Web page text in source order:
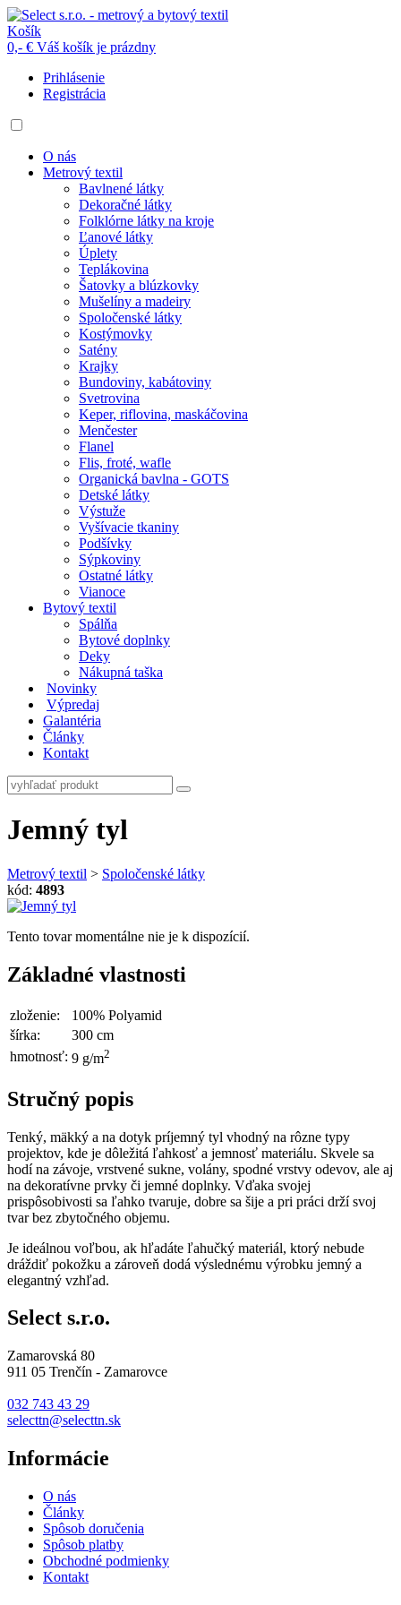
Košík
0,- € Váš košík je prázdny
Prihlásenie
Registrácia
O nás
Metrový textil
Bavlnené látky
Dekoračné látky
Folklórne látky na kroje
Ľanové látky
Úplety
Teplákovina
Šatovky a blúzkovky
Mušelíny a madeiry
Spoločenské látky
Kostýmovky
Satény
Krajky
Bundoviny, kabátoviny
Svetrovina
Keper, riflovina, maskáčovina
Menčester
Flanel
Flis, froté, wafle
Organická bavlna - GOTS
Detské látky
Výstuže
Vyšívacie tkaniny
Podšívky
Sýpkoviny
Ostatné látky
Vianoce
Bytový textil
Spálňa
Bytové doplnky
Deky
Nákupná taška
Novinky
Výpredaj
Galantéria
Články
Kontakt
Jemný tyl
Metrový textil > Spoločenské látky
kód: 4893
Tento tovar momentálne nie je k dispozícií.
Základné vlastnosti
zloženie:
100% Polyamid
šírka:
300 cm
hmotnosť: 9 g/m2
Stručný popis
Tenký, mäkký a na dotyk príjemný tyl vhodný na rôzne typy
projektov, kde je dôležitá ľahkosť a jemnosť materiálu. Skvele sa
hodí na závoje, vrstvené sukne, volány, spodné vrstvy odevov, ale aj
na dekoratívne prvky či jemné doplnky. Vďaka svojej
prispôsobivosti sa ľahko tvaruje, dobre sa šije a pri práci drží svoj
tvar bez zbytočného objemu.
Je ideálnou voľbou, ak hľadáte ľahučký materiál, ktorý nebude
dráždiť pokožku a zároveň dodá výslednému výrobku jemný a
elegantný vzhľad.
Select s.r.o.
Zamarovská 80
911 05 Trenčín - Zamarovce
032 743 43 29
selecttn@selecttn.sk
Informácie
O nás
Články
Spôsob doručenia
Spôsob platby
Obchodné podmienky
Kontakt